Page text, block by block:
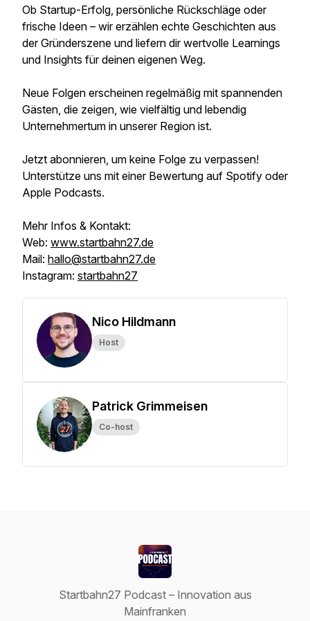
Ob Startup-Erfolg, persönliche Rückschläge oder
frische Ideen – wir erzählen echte Geschichten aus
der Gründerszene und liefern dir wertvolle Learnings
und Insights für deinen eigenen Weg.
Neue Folgen erscheinen regelmäßig mit spannenden
Gästen, die zeigen, wie vielfältig und lebendig
Unternehmertum in unserer Region ist.
Jetzt abonnieren, um keine Folge zu verpassen!
Unterstütze uns mit einer Bewertung auf Spotify oder
Apple Podcasts.
Mehr Infos & Kontakt:
Web: www.startbahn27.de
Mail: hallo@startbahn27.de
Instagram: startbahn27
Nico Hildmann
Host
Patrick Grimmeisen
Co-host
Startbahn27 Podcast – Innovation aus
Mainfranken